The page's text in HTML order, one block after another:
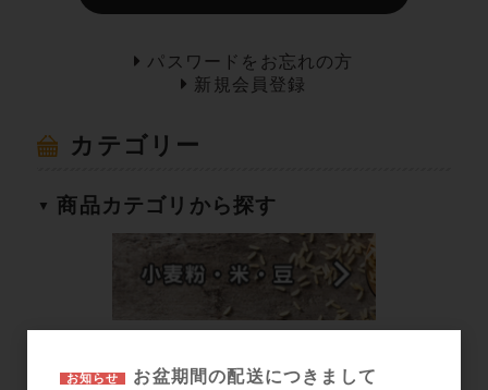
パスワードをお忘れの方
新規会員登録
カテゴリー
商品カテゴリから探す
お知らせ お盆期間の配送につきまして